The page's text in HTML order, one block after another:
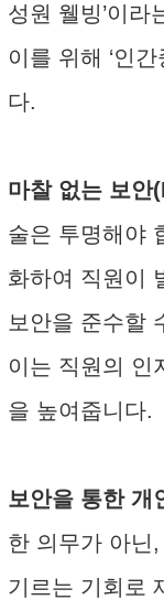
성원 웰빙’이
이를 위해 ‘인
다.
마찰 없는 보
술은 투명해야
화하여 직원이
보안을 준수할
이는 직원의 인
을 높여줍니다.
보안을 통한 개
한 의무가 아닌
기르는 기회로